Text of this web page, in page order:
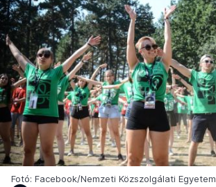
Fotó: Facebook/Nemzeti Közszolgálati Egyetem